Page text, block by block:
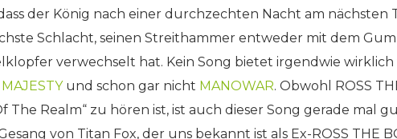
der König nach einer durchzechten Nacht am nächsten
Schlacht, seinen Streithammer entweder mit dem
verwechselt hat. Kein Song bietet irgendwie wirklich
MAJESTY und schon gar nicht MANOWAR. Obwohl ROSS
The Realm“ zu hören ist, ist auch dieser Song gerade mal
von Titan Fox, der uns bekannt ist als Ex-ROSS THE